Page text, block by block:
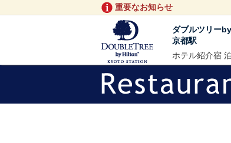
重要なお知らせ
ダブルツリー
京都駅
ホテル紹介宿 泊